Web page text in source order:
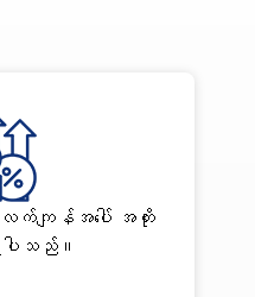
ကျန်အပေါ် အတိုး
ပါသည်။